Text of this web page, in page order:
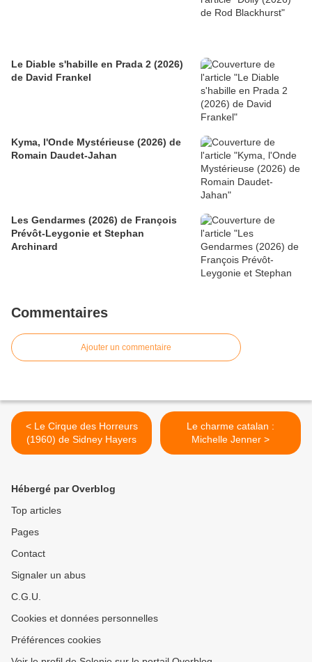
Le Diable s'habille en Prada 2 (2026)
de David Frankel
Kyma, l'Onde Mystérieuse (2026) de
Romain Daudet-Jahan
Les Gendarmes (2026) de François
Prévôt-Leygonie et Stephan
Archinard
Commentaires
Ajouter un commentaire
< Le Cirque des Horreurs
(1960) de Sidney Hayers
Le charme catalan :
Michelle Jenner >
Hébergé par Overblog
Top articles
Pages
Contact
Signaler un abus
C.G.U.
Cookies et données personnelles
Préférences cookies